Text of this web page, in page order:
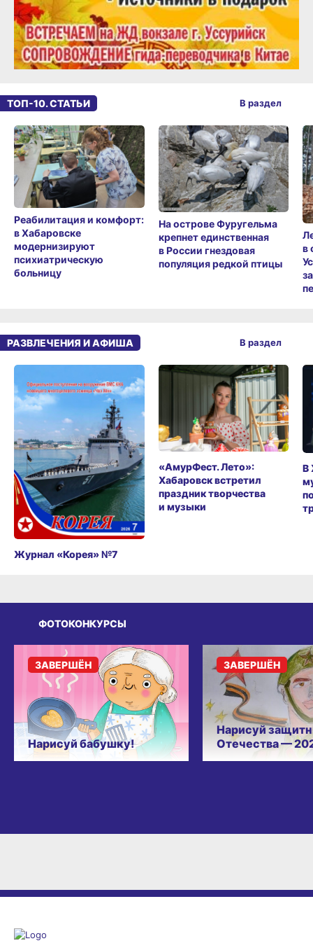
ТОП-10. СТАТЬИ
Реабилитация и комфорт:
в Хабаровске
модернизируют
психиатрическую
больницу
На острове Фуругельма
крепнет единственная
в России гнездовая
популяция редкой птицы
в
В раздел
РАЗВЛЕЧЕНИЯ И АФИША
Журнал «Корея» №7
«АмурФест. Лето»:
Хабаровск встретил
праздник творчества
и музыки
В
В раздел
ФОТОКОНКУРСЫ
Нарисуй бабушку!
ЗАВЕРШЁН
Нарисуй
Отечества —
ЗАВЕРШЁН